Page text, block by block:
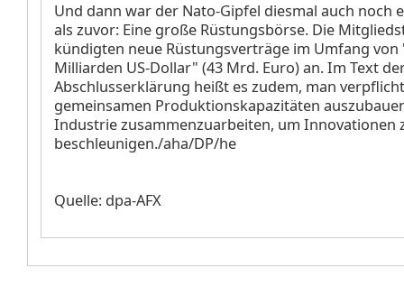
Und dann war der Nato-Gipfel diesmal auch noch
als zuvor: Eine große Rüstungsbörse. Die
kündigten neue Rüstungsverträge im Umfang von
Milliarden US-Dollar" (43 Mrd. Euro) an. Im Text
Abschlusserklärung heißt es zudem, man
gemeinsamen Produktionskapazitäten
Industrie zusammenzuarbeiten, um Innovationen
beschleunigen./aha/DP/he
Quelle: dpa-AFX